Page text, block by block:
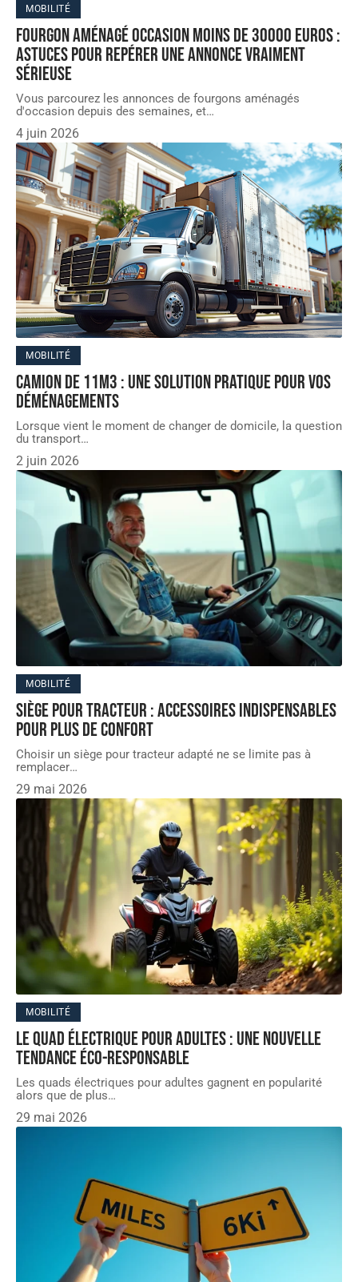
MOBILITÉ
Fourgon aménagé occasion moins de 30000 euros :
astuces pour repérer une annonce vraiment
sérieuse
Vous parcourez les annonces de fourgons aménagés
d'occasion depuis des semaines, et…
4 juin 2026
MOBILITÉ
Camion de 11m3 : une solution pratique pour vos
déménagements
Lorsque vient le moment de changer de domicile, la question
du transport…
2 juin 2026
MOBILITÉ
Siège POUR tracteur : accessoires indispensables
pour plus de confort
Choisir un siège pour tracteur adapté ne se limite pas à
remplacer…
29 mai 2026
MOBILITÉ
Le quad électrique pour adultes : une nouvelle
tendance éco-responsable
Les quads électriques pour adultes gagnent en popularité
alors que de plus…
29 mai 2026